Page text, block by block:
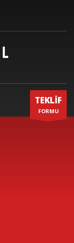
TEKLİF
FORMU